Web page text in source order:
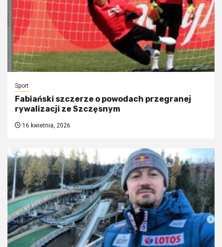
Sport
Fabiański szczerze o powodach przegranej
rywalizacji ze Szczęsnym
16 kwietnia, 2026